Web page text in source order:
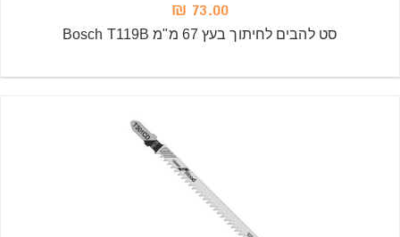
73.00 ₪
סט להבים לחיתוך בעץ 67 מ"מ Bosch T119B